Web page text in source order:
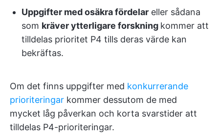
Uppgifter med osäkra fördelar eller sådana
som kräver ytterligare forskning kommer att
tilldelas prioritet P4 tills deras värde kan
bekräftas.
Om det finns uppgifter med konkurrerande
prioriteringar kommer dessutom de med
mycket låg påverkan och korta svarstider att
tilldelas P4-prioriteringar.